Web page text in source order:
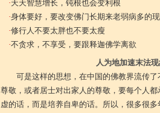
·天天智慧增长，钝根也会变利根
·身体要好，要改变佛门长期来老弱病多的
·修行人不要太胖也不要太瘦
·不贪求，不享受，要跟释迦佛学离欲
人为地加速末法
可是这样的思想，在中国的佛教界流传
尊敬，或者居士对出家人的尊敬，要每个人
虚的话，而是培养自卑的话。所以，很多很